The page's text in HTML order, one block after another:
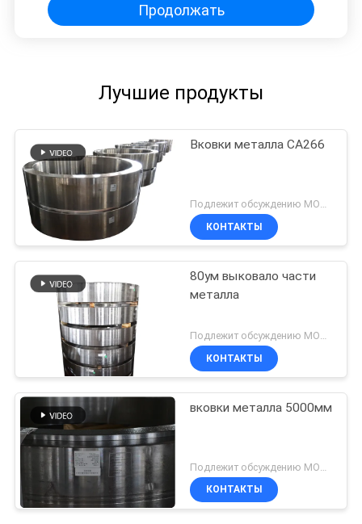
Продолжать
Лучшие продукты
Вковки металла СА266
КОНТАКТЫ
80ум выковало части
металла
КОНТАКТЫ
вковки металла 5000мм
КОНТАКТЫ